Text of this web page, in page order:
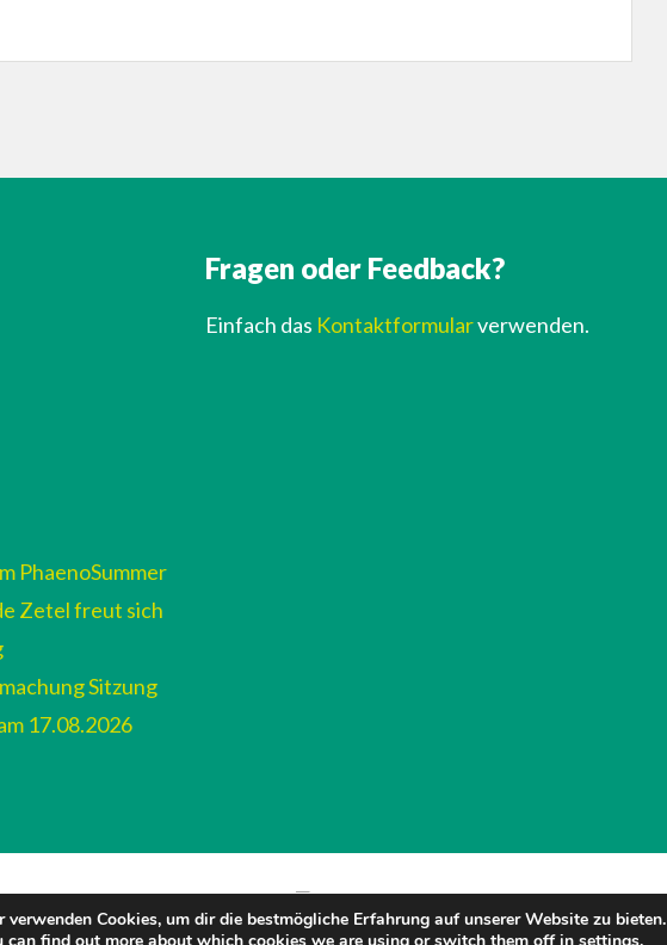
PhaenoSummer
Zetel freut sich
Sitzung
17.08.2026
Fragen oder Feedback?
Einfach das Kontaktformularverwenden.
verwenden Cookies, um dir die bestmögliche Erfahrung auf unserer Website zu bieten.